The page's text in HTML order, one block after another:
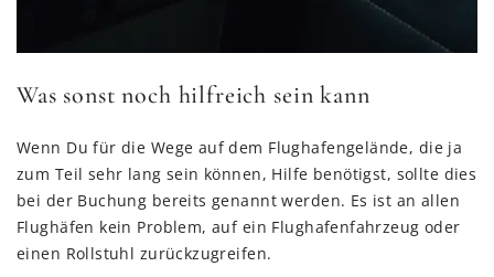
Was sonst noch hilfreich sein kann
Wenn Du für die Wege auf dem Flughafengelände, die ja
zum Teil sehr lang sein können, Hilfe benötigst, sollte dies
bei der Buchung bereits genannt werden. Es ist an allen
Flughäfen kein Problem, auf ein Flughafenfahrzeug oder
einen Rollstuhl zurückzugreifen.